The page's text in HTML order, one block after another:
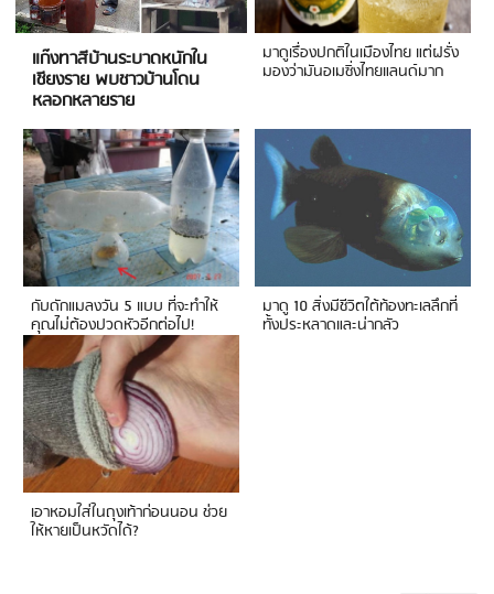
แก๊งทาสีบ้านระบาดหนักใน
เชียงราย พบชาวบ้านโดน
หลอกหลายราย
มาดูเรื่องปกติในเมืองไทย แต่ฝรั่ง
มองว่ามันอเมซิ่งไทยแลนด์มาก
กับดักแมลงวัน 5 แบบ ที่จะทำให้
คุณไม่ต้องปวดหัวอีกต่อไป!
มาดู 10 สิ่งมีชีวิตใต้ท้องทะเลลึกที่
ทั้งประหลาดและน่ากลัว
เอาหอมใส่ในถุงเท้าก่อนนอน ช่วย
ให้หายเป็นหวัดได้?